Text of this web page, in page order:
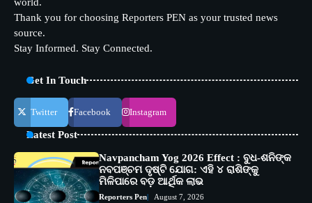
Thank you for choosing Reporters PEN as your trusted news
source.
Stay Informed. Stay Connected.
Get In Touch
Twitter Facebook Instagram
Latest Post
Navpancham Yog 2026 Effect : ବୁଧ-ଶନିଙ୍କ
ନବପଞ୍ଚମ ଦୃଷ୍ଟି ଯୋଗ: ଏହି ୪ ରାଶିଙ୍କୁ
ମିଳିପାରେ ବଡ଼ ଆର୍ଥିକ ଲାଭ
Reporters Pen August 7, 2026